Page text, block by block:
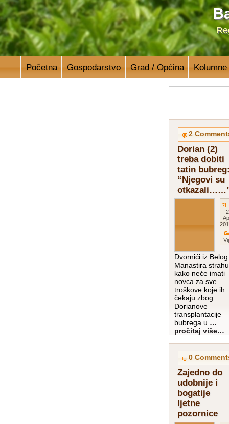
Početna Gospodarstvo Grad / Općina Kolumne
2
Dorian (2)
treba dobiti
tatin
“Njegovi su
Dvornići iz Belog
Manastira
kako neće imati
novca za sve
troškove koje ih
čekaju zbog
Dorianove
transplantacije
bubrega u …
pročitaj više…
0
Zajedno do
udobnije i
bogatije
ljetne
pozornice